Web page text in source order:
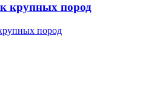
крупных пород